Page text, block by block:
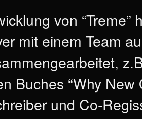
von
mit einem Team
Buches “Why
und Co-